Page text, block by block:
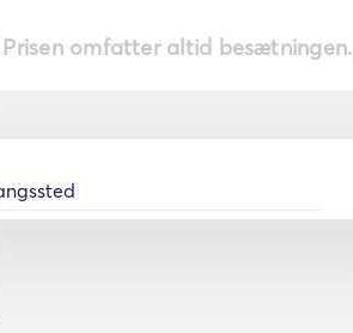
| Prisen omfatter altid besætningen.